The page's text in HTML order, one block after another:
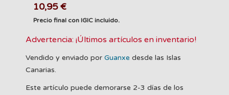
10,95 €
Precio final con IGIC incluido.
Advertencia: ¡Últimos artículos en inventario!
Vendido y enviado por Guanxe desde las Islas
Canarias.
Este artículo puede demorarse 2-3 días de los